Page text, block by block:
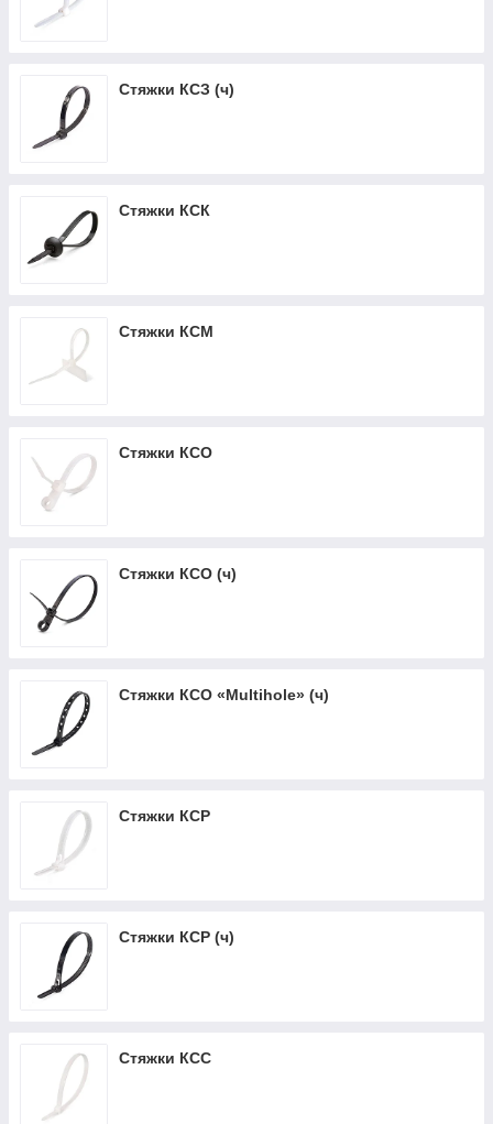
Стяжки КСЗ (ч)
Стяжки КСК
Стяжки КСМ
Стяжки КСО
Стяжки КСО (ч)
Стяжки КСО «Multihole» (ч)
Стяжки КСР
Стяжки КСР (ч)
Стяжки КСС